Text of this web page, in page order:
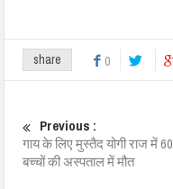
share 0
Previous :
गाय के लिए मुस्तैद योगी राज में 60
बच्चों की अस्पताल में मौत